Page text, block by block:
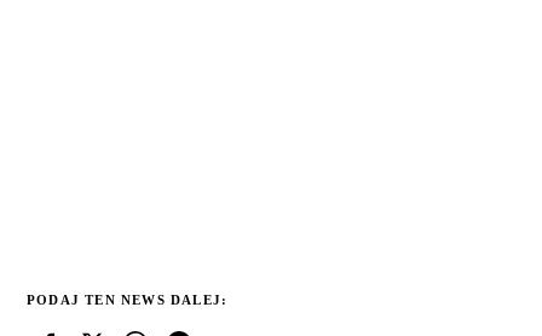
PODAJ TEN NEWS DALEJ: